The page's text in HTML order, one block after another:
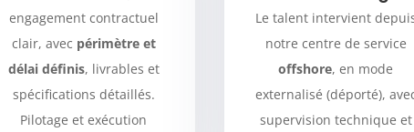
engagement contractuel
clair, avec périmètre et
délai définis, livrables et
spécifications détaillés.
Pilotage et exécution
Le talent intervient
notre centre de service
offshore, en mode
externalisé (déporté),
supervision technique et